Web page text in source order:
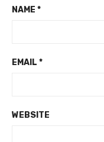
NAME *
EMAIL *
WEBSITE